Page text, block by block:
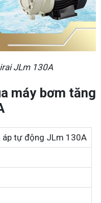
JLm 130A
máy bơm tăng
áp tự động JLm 130A